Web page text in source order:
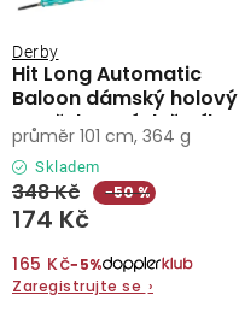
Hit Long Automatic
Baloon dámský holový
vystřelovací deštník
Derby
Skladem
174 Kč
348 Kč −50 %
165 Kč−5%
Zaregistrujte se ›
průměr 101 cm, 364 g